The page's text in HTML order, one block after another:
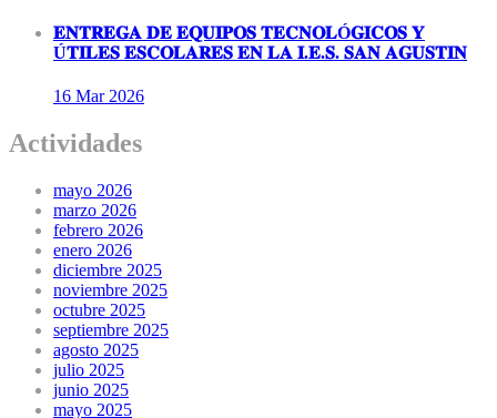
𝐄𝐍𝐓𝐑𝐄𝐆𝐀 𝐃𝐄 𝐄𝐐𝐔𝐈𝐏𝐎𝐒 𝐓𝐄𝐂𝐍𝐎𝐋Ó𝐆𝐈𝐂𝐎𝐒 𝐘
Ú𝐓𝐈𝐋𝐄𝐒 𝐄𝐒𝐂𝐎𝐋𝐀𝐑𝐄𝐒 𝐄𝐍 𝐋𝐀 𝐈.𝐄.𝐒. 𝐒𝐀𝐍 𝐀𝐆𝐔𝐒𝐓𝐈𝐍
16 Mar2026
Actividades
mayo 2026
marzo 2026
febrero 2026
enero 2026
diciembre 2025
noviembre 2025
octubre 2025
septiembre 2025
agosto 2025
julio 2025
junio 2025
mayo 2025